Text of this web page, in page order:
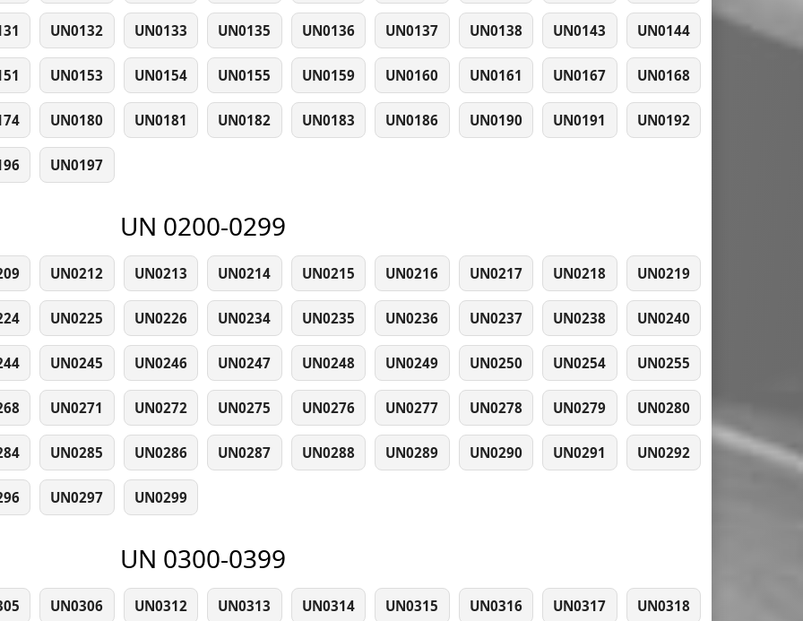
UN0132 UN0133 UN0135 UN0136 UN0137 UN0138 UN0143 UN0144
UN0153 UN0154 UN0155 UN0159 UN0160 UN0161 UN0167 UN0168
UN0180 UN0181 UN0182 UN0183 UN0186 UN0190 UN0191 UN0192
UN0197
UN 0200-0299
UN0212 UN0213 UN0214 UN0215 UN0216 UN0217 UN0218 UN0219
UN0225 UN0226 UN0234 UN0235 UN0236 UN0237 UN0238 UN0240
UN0245 UN0246 UN0247 UN0248 UN0249 UN0250 UN0254 UN0255
UN0271 UN0272 UN0275 UN0276 UN0277 UN0278 UN0279 UN0280
UN0285 UN0286 UN0287 UN0288 UN0289 UN0290 UN0291 UN0292
UN0297 UN0299
UN 0300-0399
UN0306 UN0312 UN0313 UN0314 UN0315 UN0316 UN0317 UN0318